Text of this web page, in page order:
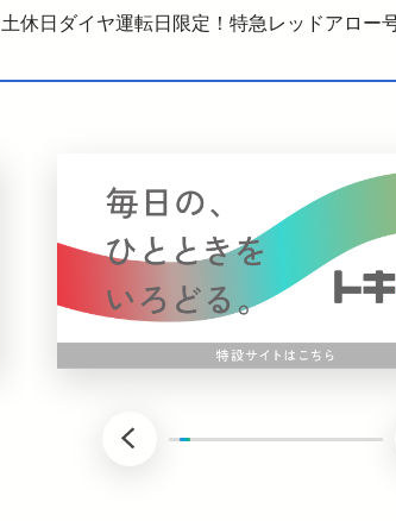
土休日ダイヤ運転日限定！特急レッドアロー
「TOSHIMA STREET FES ２０２６」に協賛
2026年10月30日（金）開催！ 「52席の至福
夏休みのおでかけにあわせ「西武線アプリ
「５２席の至福」×近江鉄道 滋賀の魅力を
追加でポイントがもらえる！「西武線アプ
2027年春「トキイロエクスプレス」運行開
土休日ダイヤ運転日限定！特急レッドアロ
２０２６年度日本高校ダンス部選手権にオ
サイボク創業80周年記念！サイボク園内は
西武鉄道広報誌「Mottoかわら版」8月号公開